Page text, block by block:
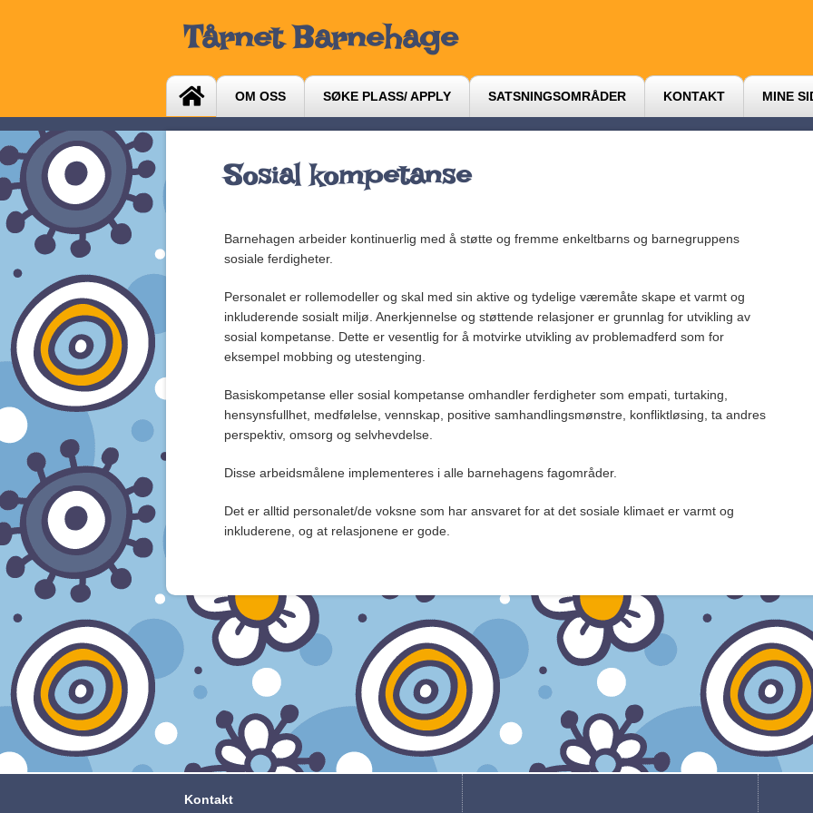
Tårnet Barnehage
OM OSS SØKE PLASS/ APPLY SATSNINGSOMRÅDER KONTAKT MINE
Sosial kompetanse
Barnehagen arbeider kontinuerlig med å støtte og fremme enkeltbarns og barnegruppens
sosiale ferdigheter.
Personalet er rollemodeller og skal med sin aktive og tydelige væremåte skape et varmt og
inkluderende sosialt miljø. Anerkjennelse og støttende relasjoner er grunnlag for utvikling av
sosial kompetanse. Dette er vesentlig for å motvirke utvikling av problemadferd som for
eksempel mobbing og utestenging.
Basiskompetanse eller sosial kompetanse omhandler ferdigheter som empati, turtaking,
hensynsfullhet, medfølelse, vennskap, positive samhandlingsmønstre, konfliktløsing, ta andres
perspektiv, omsorg og selvhevdelse.
Disse arbeidsmålene implementeres i alle barnehagens fagområder.
Det er alltid personalet/de voksne som har ansvaret for at det sosiale klimaet er varmt og
inkluderene, og at relasjonene er gode.
Kontakt